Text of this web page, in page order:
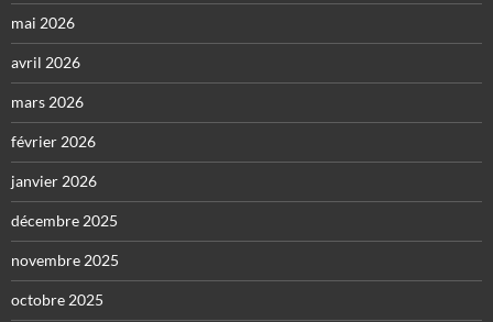
mai 2026
avril 2026
mars 2026
février 2026
janvier 2026
décembre 2025
novembre 2025
octobre 2025